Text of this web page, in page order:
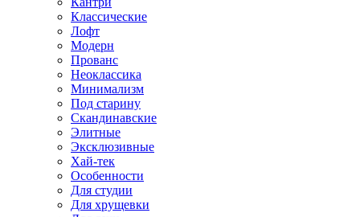
Классические
Лофт
Модерн
Прованс
Неоклассика
Минимализм
Под старину
Скандинавские
Элитные
Эксклюзивные
Хай-тек
Особенности
Для студии
Для хрущевки